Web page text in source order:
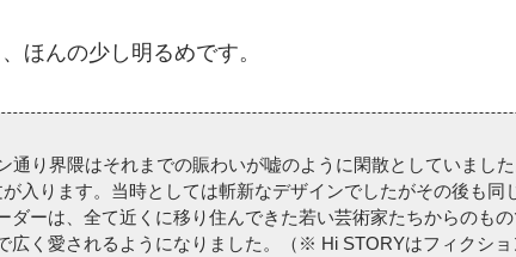
んの少し明るめです。
り界隈はそれまでの賑わいが嘘のように閑散としていまし
入ります。当時としては斬新なデザインでしたがその後も
ダーは、全て近くに移り住んできた若い芸術家たちからのも
広く愛されるようになりました。（※ Hi STORYはフィクシ